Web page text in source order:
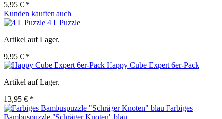
5,95 € *
Kunden kauften auch
4 L Puzzle
Artikel auf Lager.
9,95 € *
Happy Cube Expert 6er-Pack
Artikel auf Lager.
13,95 € *
Farbiges
Bambuspuzzle "Schräger Knoten" blau